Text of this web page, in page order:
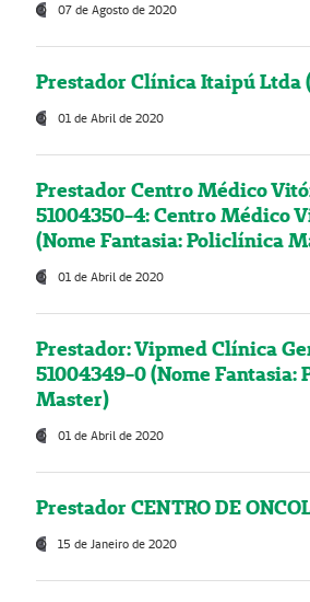
07 de Agosto de 2020
Prestador Clínica Itaipú Ltda
01 de Abril de 2020
Prestador Centro Médico
51004350-4: Centro Médico
(Nome Fantasia: Policlínica
01 de Abril de 2020
Prestador: Vipmed Clínica
51004349-0 (Nome Fantasia:
Master)
01 de Abril de 2020
Prestador CENTRO DE
15 de Janeiro de 2020